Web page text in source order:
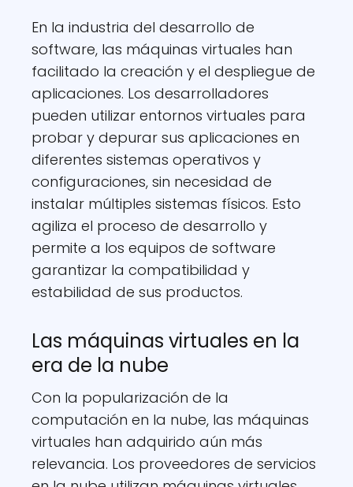
En la industria del desarrollo de
software, las máquinas virtuales han
facilitado la creación y el despliegue de
aplicaciones. Los desarrolladores
pueden utilizar entornos virtuales para
probar y depurar sus aplicaciones en
diferentes sistemas operativos y
configuraciones, sin necesidad de
instalar múltiples sistemas físicos. Esto
agiliza el proceso de desarrollo y
permite a los equipos de software
garantizar la compatibilidad y
estabilidad de sus productos.
Las máquinas virtuales en la
era de la nube
Con la popularización de la
computación en la nube, las máquinas
virtuales han adquirido aún más
relevancia. Los proveedores de servicios